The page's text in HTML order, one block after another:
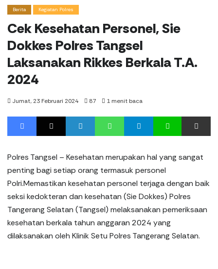
Berita Kegiatan Polres
Cek Kesehatan Personel, Sie
Dokkes Polres Tangsel
Laksanakan Rikkes Berkala T.A.
2024
Jumat, 23 Februari 2024 87 1 menit baca
FacebookX LinkedIn WhatsAppTelegramLine %s
Polres Tangsel – Kesehatan merupakan hal yang sangat
penting bagi setiap orang termasuk personel
Polri.Memastikan kesehatan personel terjaga dengan baik
seksi kedokteran dan kesehatan (Sie Dokkes) Polres
Tangerang Selatan (Tangsel) melaksanakan pemeriksaan
kesehatan berkala tahun anggaran 2024 yang
dilaksanakan oleh Klinik Setu Polres Tangerang Selatan.